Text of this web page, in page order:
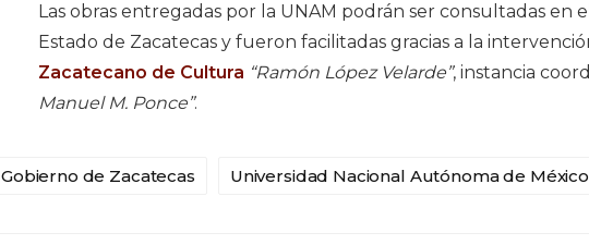
Las obras entregadas por la UNAM podrán ser consultadas en
Estado de Zacatecas y fueron facilitadas gracias a la
Zacatecano de Cultura “Ramón López Velarde”, instancia
Manuel M. Ponce”.
Gobierno de Zacatecas Universidad Nacional Autónoma de México